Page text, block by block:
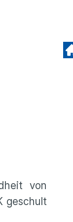
von
geschult